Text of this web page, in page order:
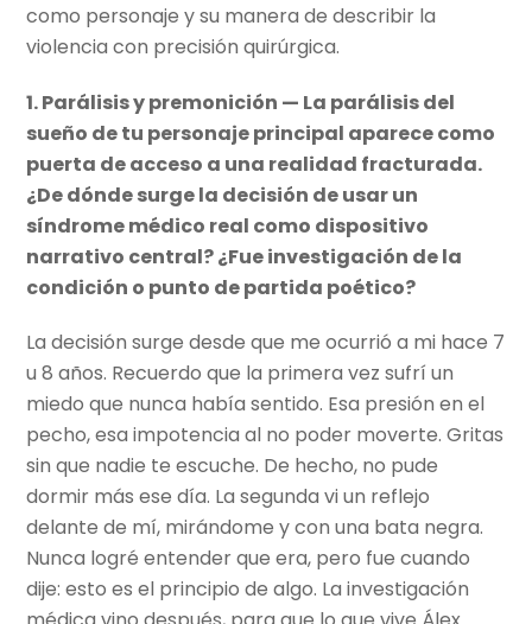
como personaje y su manera de describir la
violencia con precisión quirúrgica.
1. Parálisis y premonición — La parálisis del
sueño de tu personaje principal aparece como
puerta de acceso a una realidad fracturada.
¿De dónde surge la decisión de usar un
síndrome médico real como dispositivo
narrativo central? ¿Fue investigación de la
condición o punto de partida poético?
La decisión surge desde que me ocurrió a mi hace 7
u 8 años. Recuerdo que la primera vez sufrí un
miedo que nunca había sentido. Esa presión en el
pecho, esa impotencia al no poder moverte. Gritas
sin que nadie te escuche. De hecho, no pude
dormir más ese día. La segunda vi un reflejo
delante de mí, mirándome y con una bata negra.
Nunca logré entender que era, pero fue cuando
dije: esto es el principio de algo. La investigación